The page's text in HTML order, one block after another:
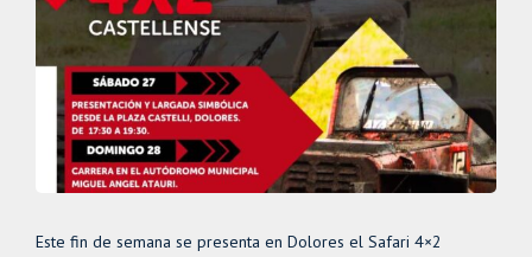
Este fin de semana se presenta en Dolores el Safari 4×2